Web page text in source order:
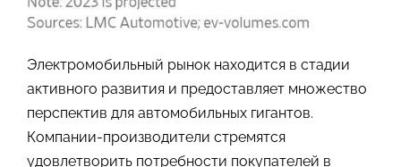
Электромобильный рынок находится в стадии
активного развития и предоставляет множество
перспектив для автомобильных гигантов.
Компании-производители стремятся
удовлетворить потребности покупателей в